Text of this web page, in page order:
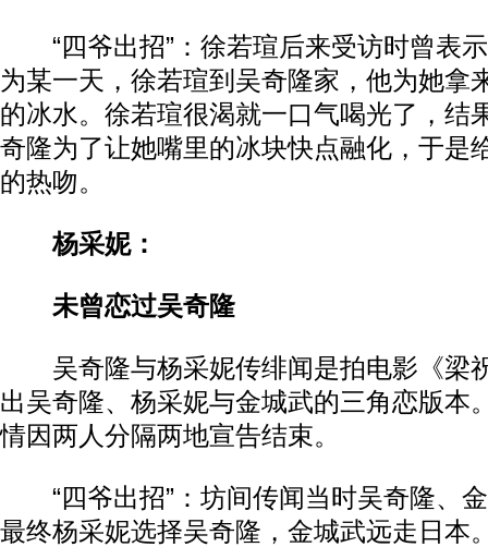
“四爷出招”：徐若瑄后来受访时曾表
为某一天，徐若瑄到吴奇隆家，他为她拿
的冰水。徐若瑄很渴就一口气喝光了，结
奇隆为了让她嘴里的冰块快点融化，于是
的热吻。
杨采妮：
未曾恋过吴奇隆
吴奇隆与杨采妮传绯闻是拍电影《梁
出吴奇隆、杨采妮与金城武的三角恋版本
情因两人分隔两地宣告结束。
“四爷出招”：坊间传闻当时吴奇隆、
最终杨采妮选择吴奇隆，金城武远走日本